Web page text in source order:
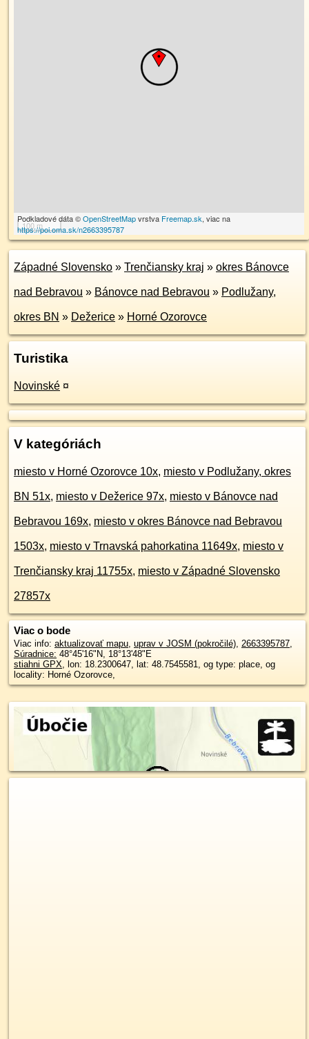
100 m
Podkladové dáta ©OpenStreetMapvrstva Freemap.sk, viac na
https://poi.oma.sk/n2663395787
Západné Slovensko » Trenčiansky kraj » okres Bánovce
nad Bebravou » Bánovce nad Bebravou » Podlužany,
okres BN » Dežerice » Horné Ozorovce
Turistika
Novinské ¤
V kategóriách
miesto v Horné Ozorovce 10x, miesto v Podlužany, okres
BN 51x, miesto v Dežerice 97x, miesto v Bánovce nad
Bebravou 169x, miesto v okres Bánovce nad Bebravou
1503x, miesto v Trnavská pahorkatina 11649x, miesto v
Trenčiansky kraj 11755x, miesto v Západné Slovensko
27857x
Viac o bode
Viac info: aktualizovať mapu, uprav v JOSM (pokročilé), 2663395787,
Súradnice: 48°45'16"N, 18°13'48"E
stiahni GPX, lon: 18.2300647, lat: 48.7545581, og type: place, og
locality: Horné Ozorovce,